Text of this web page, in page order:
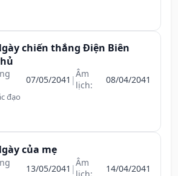
chiến thắng Điện Biên
07/05/2041 |Âm
lịch:
08/04/2041
đạo
của mẹ
13/05/2041 |Âm
14/04/2041